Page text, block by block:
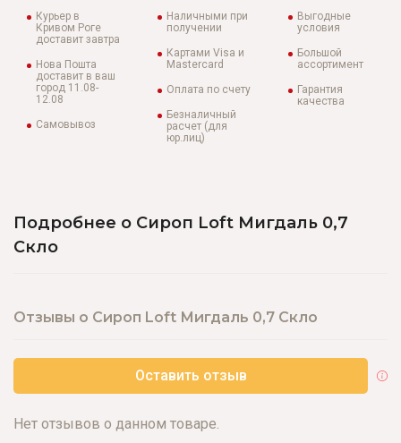
Курьер в
Кривом Роге
доставит завтра
Нова Пошта
доставит в ваш
город 11.08-
12.08
Самовывоз
Наличными при
получении
Картами Visa и
Mastercard
Оплата по счету
Безналичный
расчет (для
юр.лиц)
Выгодные
условия
Большой
ассортимент
Гарантия
качества
Подробнее о Сироп Loft Мигдаль 0,7
Скло
Отзывы о Сироп Loft Мигдаль 0,7 Скло
Оставить отзыв
Нет отзывов о данном товаре.